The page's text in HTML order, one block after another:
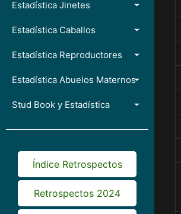
Estadística Jinetes
Estadística Caballos
Estadística Reproductores
Estadística Abuelos Maternos
Stud Book y Estadística
Índice Retrospectos
Retrospectos 2024